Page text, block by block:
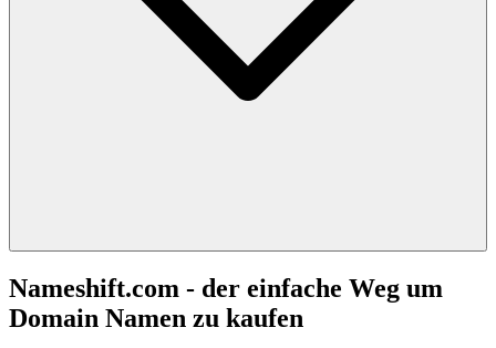
Nameshift.com - der einfache Weg um
Domain Namen zu kaufen